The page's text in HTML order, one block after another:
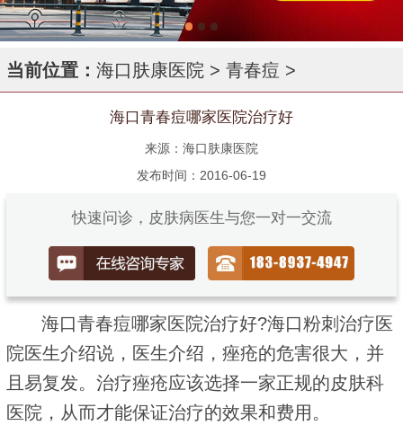
当前位置： 海口肤康医院 > 青春痘 >
海口青春痘哪家医院治疗好
来源：海口肤康医院
发布时间：2016-06-19
快速问诊，皮肤病医生与您一对一交流
海口青春痘哪家医院治疗好?海口粉刺治疗医
院医生介绍说，医生介绍，痤疮的危害很大，并
且易复发。治疗痤疮应该选择一家正规的皮肤科
医院，从而才能保证治疗的效果和费用。